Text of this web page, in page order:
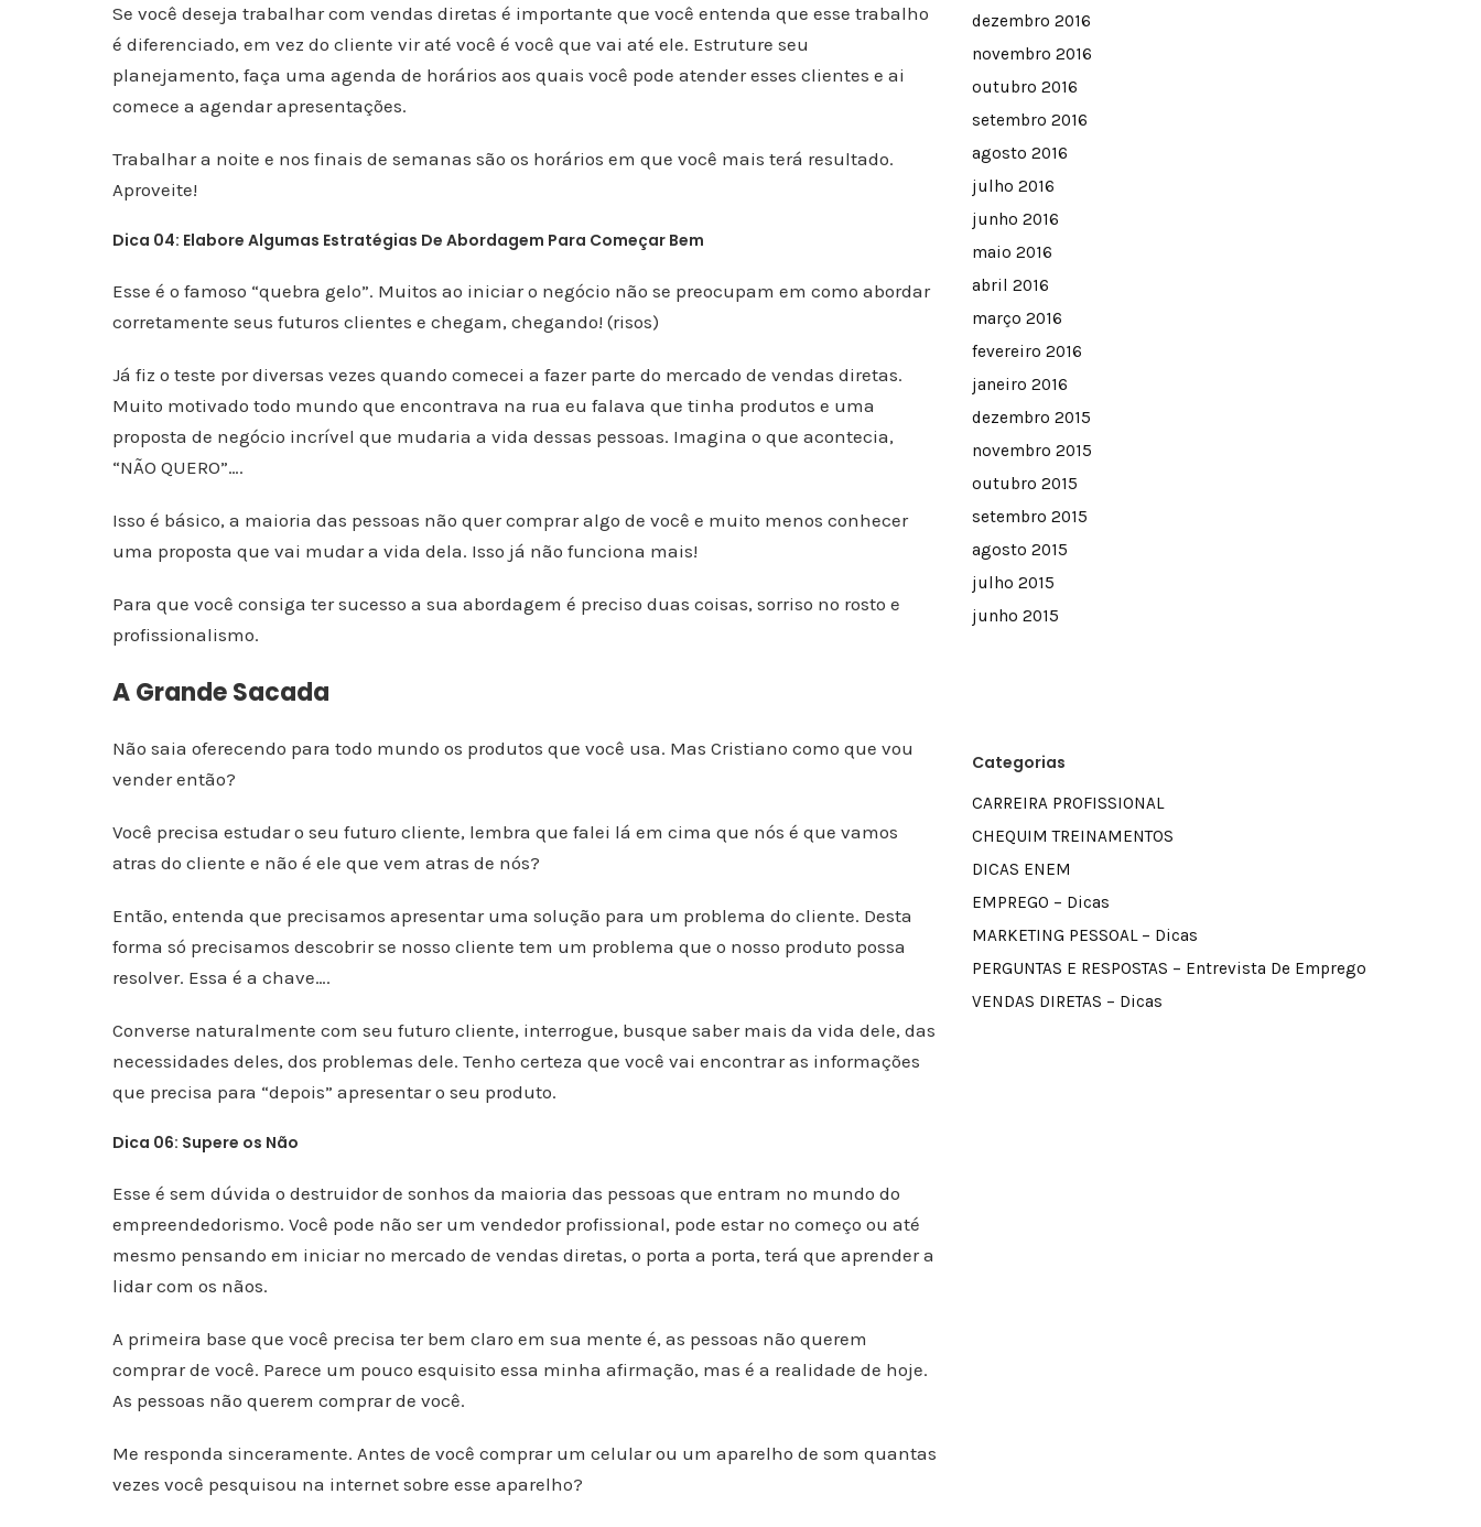
Se você deseja trabalhar com vendas diretas é importante que você entenda que esse trabalho
é diferenciado, em vez do cliente vir até você é você que vai até ele. Estruture seu
planejamento, faça uma agenda de horários aos quais você pode atender esses clientes e ai
comece a agendar apresentações.
Trabalhar a noite e nos finais de semanas são os horários em que você mais terá resultado.
Aproveite!
Dica 04: Elabore Algumas Estratégias De Abordagem Para Começar Bem
Esse é o famoso “quebra gelo”. Muitos ao iniciar o negócio não se preocupam em como abordar
corretamente seus futuros clientes e chegam, chegando! (risos)
Já fiz o teste por diversas vezes quando comecei a fazer parte do mercado de vendas diretas.
Muito motivado todo mundo que encontrava na rua eu falava que tinha produtos e uma
proposta de negócio incrível que mudaria a vida dessas pessoas. Imagina o que acontecia,
“NÃO QUERO”….
Isso é básico, a maioria das pessoas não quer comprar algo de você e muito menos conhecer
uma proposta que vai mudar a vida dela. Isso já não funciona mais!
Para que você consiga ter sucesso a sua abordagem é preciso duas coisas, sorriso no rosto e
profissionalismo.
A Grande Sacada
Não saia oferecendo para todo mundo os produtos que você usa. Mas Cristiano como que vou
vender então?
Você precisa estudar o seu futuro cliente, lembra que falei lá em cima que nós é que vamos
atras do cliente e não é ele que vem atras de nós?
Então, entenda que precisamos apresentar uma solução para um problema do cliente. Desta
forma só precisamos descobrir se nosso cliente tem um problema que o nosso produto possa
resolver. Essa é a chave….
Converse naturalmente com seu futuro cliente, interrogue, busque saber mais da vida dele, das
necessidades deles, dos problemas dele. Tenho certeza que você vai encontrar as informações
que precisa para “depois” apresentar o seu produto.
Dica 06: Supere os Não
Esse é sem dúvida o destruidor de sonhos da maioria das pessoas que entram no mundo do
empreendedorismo. Você pode não ser um vendedor profissional, pode estar no começo ou até
mesmo pensando em iniciar no mercado de vendas diretas, o porta a porta, terá que aprender a
lidar com os nãos.
A primeira base que você precisa ter bem claro em sua mente é, as pessoas não querem
comprar de você. Parece um pouco esquisito essa minha afirmação, mas é a realidade de hoje.
As pessoas não querem comprar de você.
Me responda sinceramente. Antes de você comprar um celular ou um aparelho de som quantas
vezes você pesquisou na internet sobre esse aparelho?
dezembro 2016
novembro 2016
outubro 2016
setembro 2016
agosto 2016
julho 2016
junho 2016
maio 2016
abril 2016
março 2016
fevereiro 2016
janeiro 2016
dezembro 2015
novembro 2015
outubro 2015
setembro 2015
agosto 2015
julho 2015
junho 2015
Categorias
CARREIRA PROFISSIONAL
CHEQUIM TREINAMENTOS
DICAS ENEM
EMPREGO – Dicas
MARKETING PESSOAL – Dicas
PERGUNTAS E RESPOSTAS – Entrevista De Emprego
VENDAS DIRETAS – Dicas